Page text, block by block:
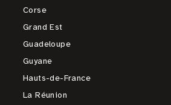
Corse
Grand Est
Guadeloupe
Guyane
Hauts-de-France
La Réunion